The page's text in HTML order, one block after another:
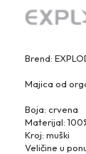
Brend:
Majica od
Boja: crvena
Materijal:
Kroj: muški
Veličine u